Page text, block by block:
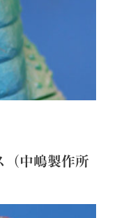
（中嶋製作所